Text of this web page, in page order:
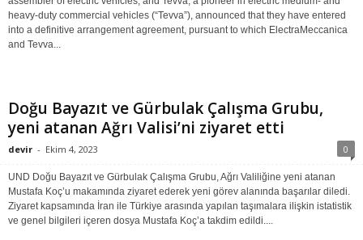
heavy-duty commercial vehicles (“Tevva”), announced that they have entered
into a definitive arrangement agreement, pursuant to which ElectraMeccanica
and Tevva...
Doğu Bayazıt ve Gürbulak Çalışma Grubu,
yeni atanan Ağrı Valisi’ni ziyaret etti
devir - Ekim 4, 2023 0
UND Doğu Bayazıt ve Gürbulak Çalışma Grubu, Ağrı Valiliğine yeni atanan
Mustafa Koç’u makamında ziyaret ederek yeni görev alanında başarılar diledi.
Ziyaret kapsamında İran ile Türkiye arasında yapılan taşımalara ilişkin istatistik
ve genel bilgileri içeren dosya Mustafa Koç’a takdim edildi....